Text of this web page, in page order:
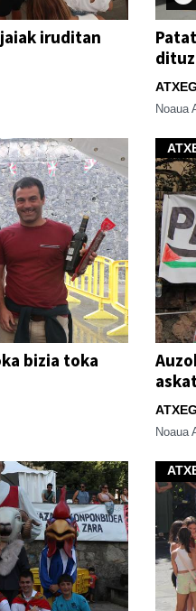
iruditan
Noaua
bizia toka
Noaua